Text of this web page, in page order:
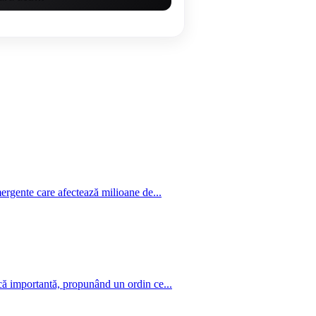
care afectează milioane de...
importantă, propunând un ordin ce...